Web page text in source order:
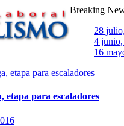
Breaking
28
4 junio,
16
etapa para escaladores